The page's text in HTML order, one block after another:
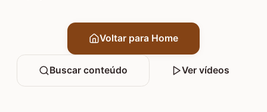
Voltar para Home
Buscar conteúdo Ver vídeos